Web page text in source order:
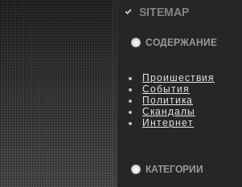
SITEMAP
СОДЕРЖАНИЕ
Пpoишествия
События
Политика
Скандалы
Интернет
КАТЕГОРИИ